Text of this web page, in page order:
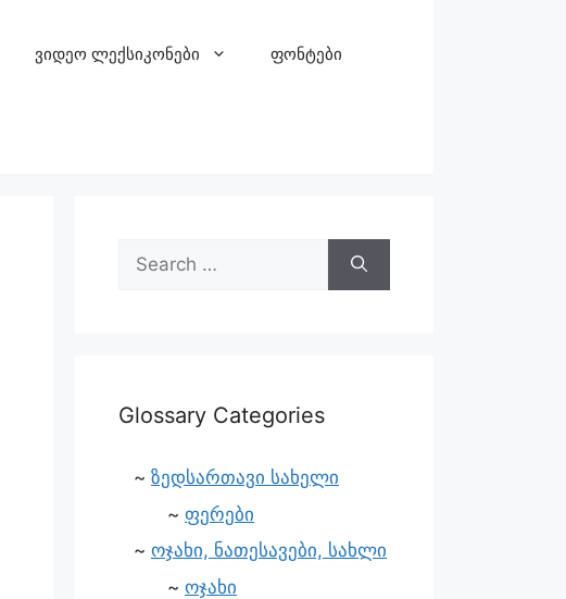
ვიდეო ლექსიკონები ფონტები
Glossary Categories
ზედსართავი სახელი
ფერები
ოჯახი, ნათესავები, სახლი
ოჯახი